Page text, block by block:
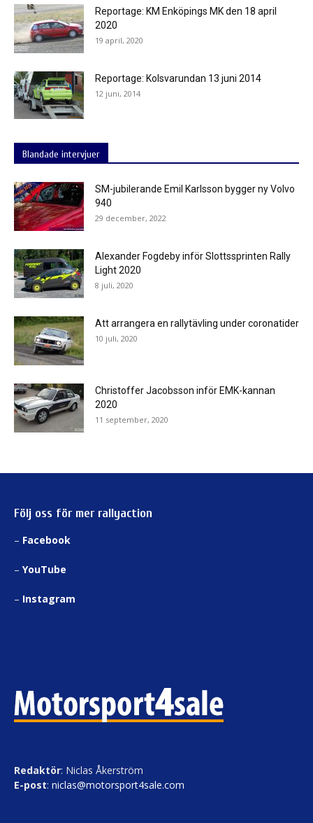
Reportage: KM Enköpings MK den 18 april
2020
19 april, 2020
Reportage: Kolsvarundan 13 juni 2014
12 juni, 2014
Blandade intervjuer
SM-jubilerande Emil Karlsson bygger ny Volvo
940
29 december, 2022
Alexander Fogdeby inför Slottssprinten Rally
Light 2020
8 juli, 2020
Att arrangera en rallytävling under coronatider
10 juli, 2020
Christoffer Jacobsson inför EMK-kannan
2020
11 september, 2020
Följ oss för mer rallyaction
– Facebook
– YouTube
– Instagram
Redaktör: Niclas Åkerström
E-post: niclas@motorsport4sale.com